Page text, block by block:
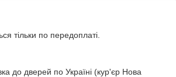
тільки по передоплаті.
до дверей по Україні (кур'єр Нова